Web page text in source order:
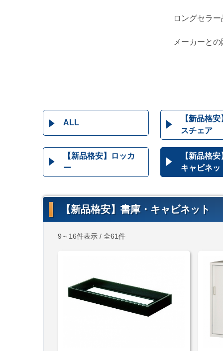
ロングセラ
メーカーと
ALL
【新品格
スチェア
【新品格安】ロッカ
ー
【新品格
キャビネッ
【新品格安】書庫・キャビネット
9～16件表示 / 全61件